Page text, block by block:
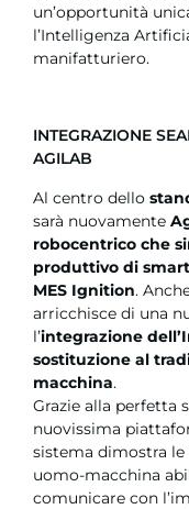
un’opportunità
l’Intelligenza
manifatturiero.
INTEGRAZIONE
AGILAB
Al centro dello
sarà nuovamente
robocentrico che
produttivo di
MES Ignition.
arricchisce di una
l’integrazione
sostituzione al
macchina.
Grazie alla perfetta
nuovissima
sistema dimostra le
uomo-macchina
comunicare con